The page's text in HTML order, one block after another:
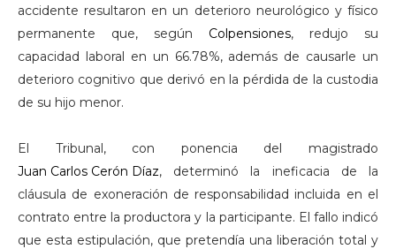
accidente resultaron en un deterioro neurológico y físico
permanente que, según Colpensiones, redujo su
capacidad laboral en un 66.78%, además de causarle un
deterioro cognitivo que derivó en la pérdida de la custodia
de su hijo menor.
El Tribunal, con ponencia del magistrado
Juan Carlos Cerón Díaz, determinó la ineficacia de la
cláusula de exoneración de responsabilidad incluida en el
contrato entre la productora y la participante. El fallo indicó
que esta estipulación, que pretendía una liberación total y